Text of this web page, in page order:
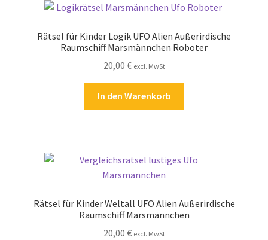
Impressum
Mein Konto
Rätsel für Kinder Logik UFO Alien Außerirdische
Raumschiff Marsmännchen Roboter
20,00 € excl. MwSt
In den Warenkorb
Rätsel für Kinder Weltall UFO Alien Außerirdische
Raumschiff Marsmännchen
20,00 € excl. MwSt